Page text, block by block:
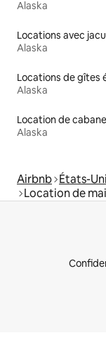
Alaska
Locations avec
Alaska
Alaska
Location de
Alaska
Airbnb États-
Location de